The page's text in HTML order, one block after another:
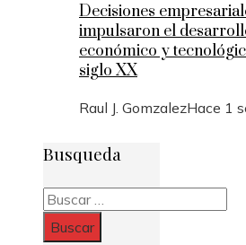
Decisiones
impulsaron el
económico y
siglo XX
Raul J. GomzalezHace 1
Busqueda
Buscar: